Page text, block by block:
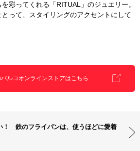
彩ってくれる「RITUAL」のジュエリー。
って、スタイリングのアクセントにして
ルコオンラインストアはこちら
！ 鉄のフライパンは、使うほどに愛着